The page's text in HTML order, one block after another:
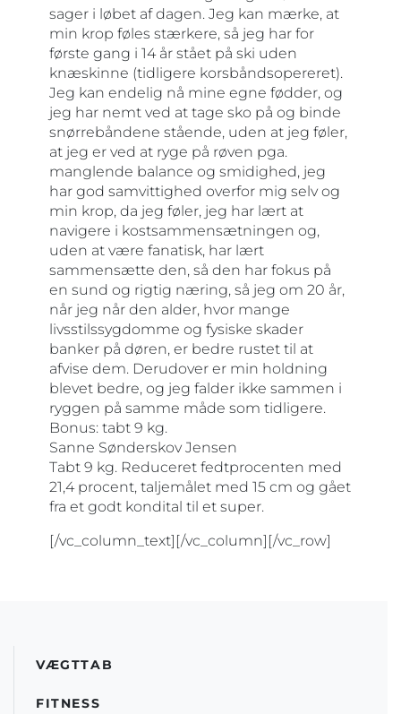
sager i løbet af dagen. Jeg kan mærke, at
min krop føles stærkere, så jeg har for
første gang i 14 år stået på ski uden
knæskinne (tidligere korsbåndsopereret).
Jeg kan endelig nå mine egne fødder, og
jeg har nemt ved at tage sko på og binde
snørrebåndene stående, uden at jeg føler,
at jeg er ved at ryge på røven pga.
manglende balance og smidighed, jeg
har god samvittighed overfor mig selv og
min krop, da jeg føler, jeg har lært at
navigere i kostsammensætningen og,
uden at være fanatisk, har lært
sammensætte den, så den har fokus på
en sund og rigtig næring, så jeg om 20 år,
når jeg når den alder, hvor mange
livsstilssygdomme og fysiske skader
banker på døren, er bedre rustet til at
afvise dem. Derudover er min holdning
blevet bedre, og jeg falder ikke sammen i
ryggen på samme måde som tidligere.
Bonus: tabt 9 kg.
Sanne Sønderskov Jensen
Tabt 9 kg. Reduceret fedtprocenten med
21,4 procent, taljemålet med 15 cm og gået
fra et godt kondital til et super.
[/vc_column_text][/vc_column][/vc_row]
VÆGTTAB
FITNESS